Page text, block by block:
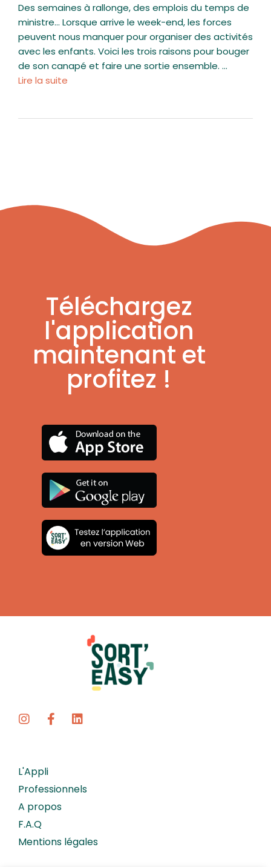
Des semaines à rallonge, des emplois du temps de
ministre… Lorsque arrive le week-end, les forces
peuvent nous manquer pour organiser des activités
avec les enfants. Voici les trois raisons pour bouger
de son canapé et faire une sortie ensemble. …
Lire la suite
Téléchargez
l'application
maintenant et
profitez !
L'Appli
Professionnels
A propos
F.A.Q
Mentions légales